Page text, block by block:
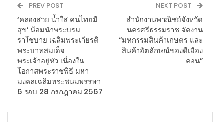
PREV POST
‘คลองสวย น้ำใส คนไทยมี
สุข’ น้อมนำพระบรม
ราโชบาย เฉลิมพระเกียรติ
พระบาทสมเด็จ
พระเจ้าอยู่หัว เนื่องใน
โอกาสพระราชพิธี มหา
มงคลเฉลิมพระชนมพรรษา
6 รอบ 28 กรกฎาคม 2567
NEXT POST
สำนักงานพาณิชย์จังหวัด
นครศรีธรรมราช จัดงาน
“มหกรรมสินค้าเกษตร และ
สินค้าอัตลักษณ์ของดีเมือง
คอน”